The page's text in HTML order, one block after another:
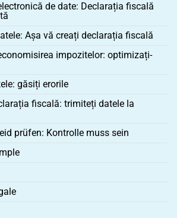
de date: Declarația fiscală
Așa vă creați declarația fiscală
impozitelor: optimizați-
găsiți erorile
fiscală: trimiteți datele la
prüfen: Kontrolle muss sein